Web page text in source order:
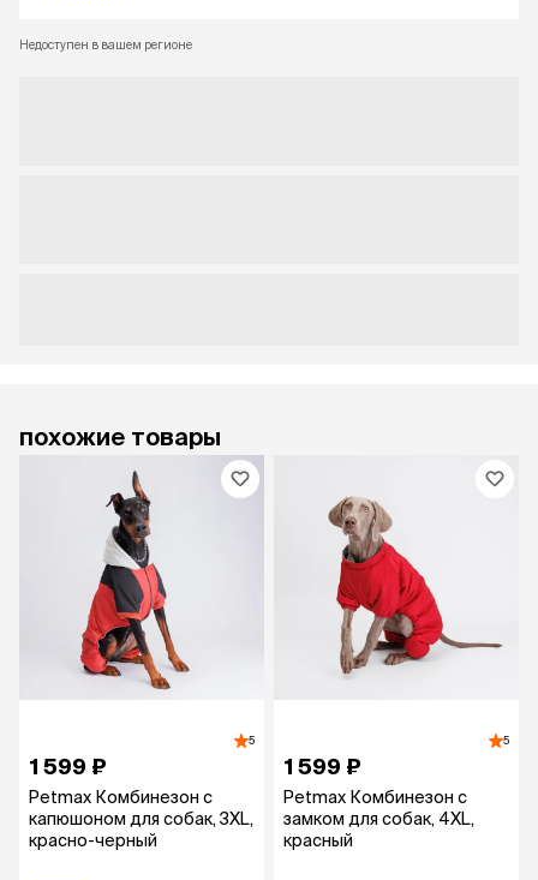
Недоступен в вашем регионе
похожие товары
5
1 599 ₽
Petmax Комбинезон с
капюшоном для собак, 3XL,
красно-черный
5
1 599 ₽
Petmax Комбинезон с
замком для собак, 4XL,
красный